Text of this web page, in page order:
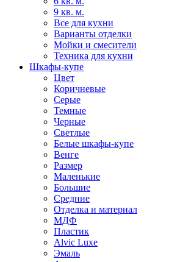
9 кв. м.
Все для кухни
Варианты отделки
Мойки и смесители
Техника для кухни
Шкафы-купе
Цвет
Коричневые
Серые
Темные
Черные
Светлые
Белые шкафы-купе
Венге
Размер
Маленькие
Большие
Средние
Отделка и материал
МДФ
Пластик
Alvic Luxe
Эмаль